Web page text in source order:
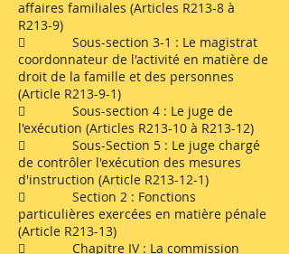
affaires familiales (Articles R213-8 à
R213-9)
 Sous-section 3-1 : Le magistrat
coordonnateur de l'activité en matière de
droit de la famille et des personnes
(Article R213-9-1)
 Sous-section 4 : Le juge de
l'exécution (Articles R213-10 à R213-12)
 Sous-Section 5 : Le juge chargé
de contrôler l'exécution des mesures
d'instruction (Article R213-12-1)
 Section 2 : Fonctions
particulières exercées en matière pénale
(Article R213-13)
 Chapitre IV : La commission